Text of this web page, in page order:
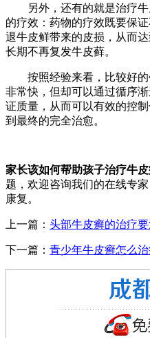
另外，还有的就是治疗牛
的疗效：药物的疗效既要保
退牛皮鲜带来的皮损，从而
长期不再复发牛皮藓。
按照经验来看，比较好的
非常快，但却可以通过循序
证质量，从而可以有效的控
到最终的完全治愈。
家长该如何帮助孩子治疗牛
题，欢迎咨询我们的在线专
康复。
上一篇： 头部牛皮癣的治疗
下一篇： 青少年牛皮癣怎么治